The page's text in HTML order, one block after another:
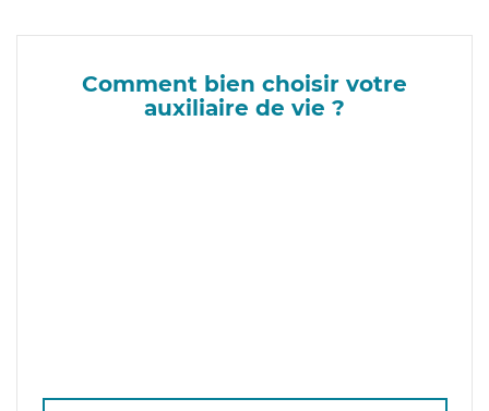
Comment bien choisir votre
auxiliaire de vie ?